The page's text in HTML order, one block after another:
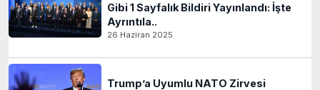
Gibi 1 Sayfalık Bildiri Yayınlandı: İşte
Ayrıntıla..
26 Haziran 2025
Trump’a Uyumlu NATO Zirvesi